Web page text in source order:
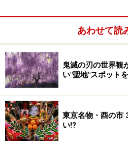
あわせて読
鬼滅の刃の世界観
い"聖地"スポット
東京名物・酉の市
い!?